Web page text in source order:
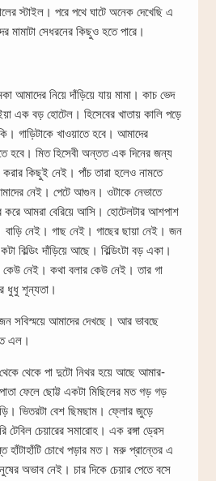
স্টাইল। পরে পথে ঘাটে অনেক দেখেছি এ
মামাটা সেধরনের কিছুও হতে পারে।
নিয়ে দাঁড়িয়ে যায় মামা। কাচ ভেদ
এক বড় হোটেল। হিসেবের খাতায় কালি পড়ে
গাড়িটাকে খাওয়াতে হবে। আমাদের
হবে। মিত হিসেবী অন্তত এক দিনের জন্য
কিছুই নেই। পাঁচ তারা হলেও নামতে
নেই। পেটে আগুন। ওটাকে নেভাতে
করে আমরা বেরিয়ে আসি। হোটেলটার আশপাশ
নেই। গাছ নেই। গাছের ছায়া নেই। জন
বিল্ডিং দাঁড়িয়ে আছে। বিল্ডিংটা বড় একা।
কেউ নেই। কথা বলার কেউ নেই। তার গা
ধুধু শূন্যতা।
সবিস্ময়ে আমাদের দেখছে। আর ভাবছে
এল।
থেকে পা দুটো নিথর হয়ে আছে আমার-
ফেলে ছোট্ট একটা মিছিলের মত গড় গড়
ভিতরটা বেশ ছিমছাম। ফ্লোর জুড়ে
টেবিল চেয়ারের সমারোহ। এক রঙ্গা ড্রেস
হাঁটাহাঁটি চোখে পড়ার মত। মরু প্রান্তের এ
অভাব নেই। চার দিকে চেয়ার পেতে বসে